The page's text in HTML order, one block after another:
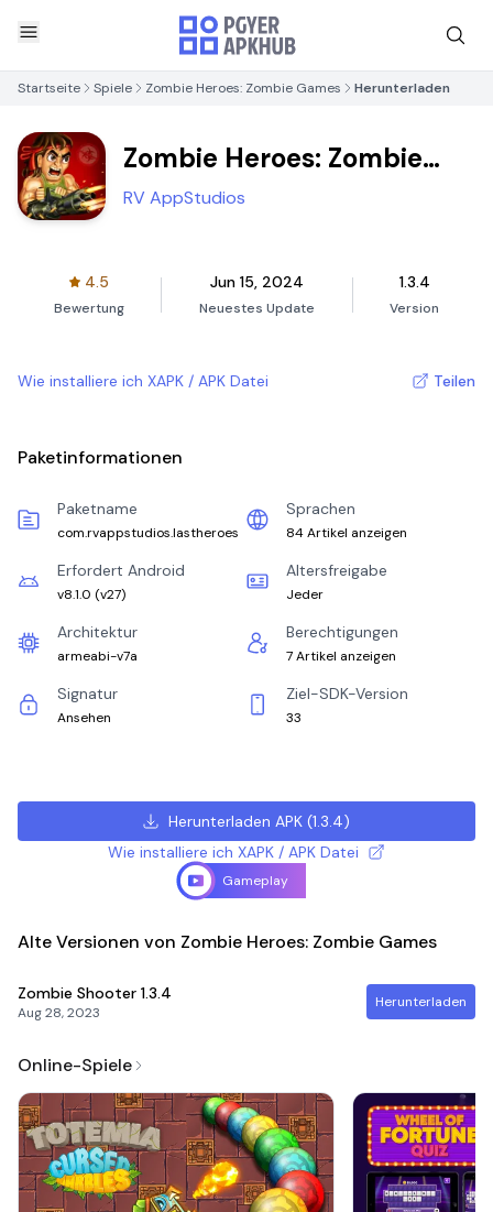
Startseite Spiele Zombie Heroes: Zombie Games Herunterladen
Zombie Heroes: Zombie
Games
RV AppStudios
4.5
Bewertung
Jun 15, 2024
Neuestes Update
1.3.4
Version
Wie installiere ich XAPK / APK Datei Teilen
Paketinformationen
Paketname
com.rvappstudios.lastheroes
Sprachen
84 Artikel anzeigen
Erfordert Android
v8.1.0 (v27)
Altersfreigabe
Jeder
Architektur
armeabi-v7a
Berechtigungen
7 Artikel anzeigen
Signatur
Ansehen
Ziel-SDK-Version
33
Herunterladen APK (1.3.4)
Wie installiere ich XAPK / APK Datei
Gameplay
Alte Versionen von Zombie Heroes: Zombie Games
Zombie Shooter 1.3.4
Aug 28, 2023
Herunterladen
Online-Spiele